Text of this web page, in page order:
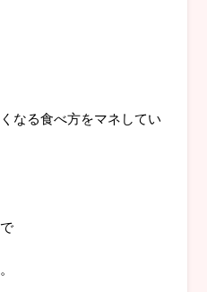
なる食べ方をマネしてい